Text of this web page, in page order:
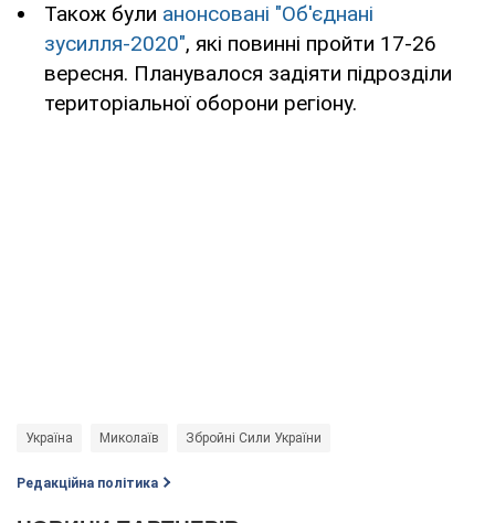
Також були анонсовані "Об'єднані
зусилля-2020", які повинні пройти 17-26
вересня. Планувалося задіяти підрозділи
територіальної оборони регіону.
Україна Миколаїв Збройні Сили України
Редакційна політика